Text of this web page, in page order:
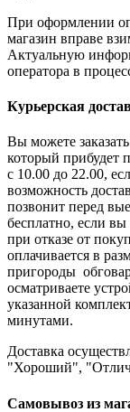
При оформлении
магазин вправе
Актуальную
оператора в
Курьерская
Вы можете
который прибудет
с 10.00 до 22.00,
возможность
позвонит перед
бесплатно, если
при отказе от
оплачивается в
пригороды
осматриваете
указанной
минутами.
Доставка
"Хороший",
Самовывоз из